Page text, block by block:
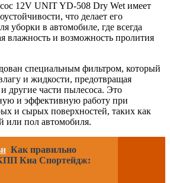
12V UNIT YD-508 Dry Wet имеет
что делает его
уборки в автомобиле, где всегда
влажность и возможность пролития
специальным фильтром, который
и жидкости, предотвращая
другие части пылесоса. Это
и эффективную работу при
и сырых поверхностей, таких как
или пол автомобиля.
Как правильно
Киа Спортейдж: